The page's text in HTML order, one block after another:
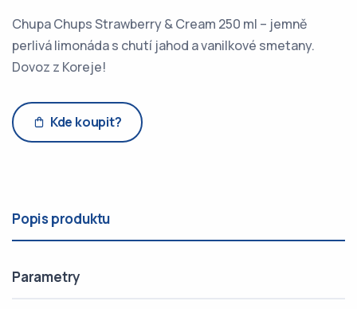
Chupa Chups Strawberry & Cream 250 ml – jemně
perlivá limonáda s chutí jahod a vanilkové smetany.
Dovoz z Koreje!
Kde koupit?
Popis produktu
Parametry